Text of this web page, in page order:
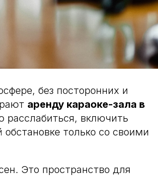
без посторонних и
аренду караоке-зала в
включить
только со своими
Это пространство для